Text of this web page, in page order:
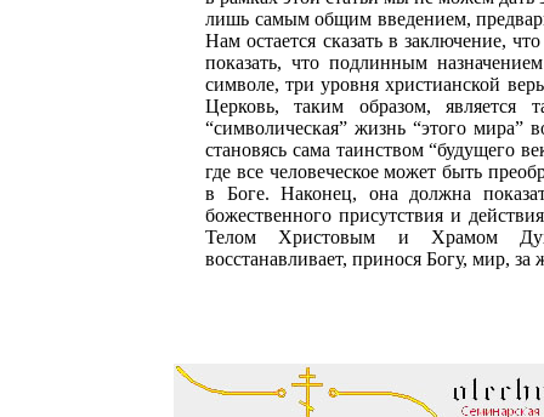
лишь самым общим введением,
Нам остается сказать в заключение,
показать, что подлинным
символе, три уровня христианской
Церковь, таким образом,
“символическая” жизнь “этого
становясь сама таинством “будущего
где все человеческое может быть
в Боге. Наконец, она должна
божественного присутствия и
Телом Христовым и Храмом
восстанавливает, принося Богу, мир,